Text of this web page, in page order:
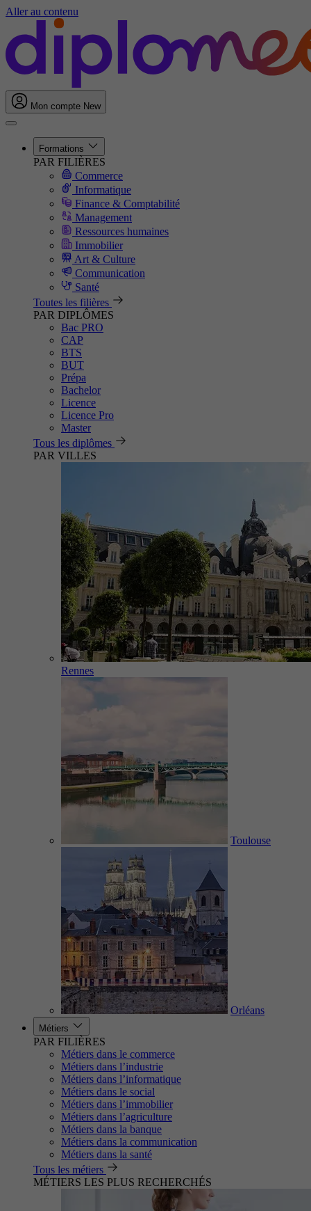
Aller au contenu
Mon compte New
Formations
PAR FILIÈRES
Commerce
Informatique
Finance & Comptabilité
Management
Ressources humaines
Immobilier
Art & Culture
Communication
Santé
Toutes les filières
PAR DIPLÔMES
Bac PRO
CAP
BTS
BUT
Prépa
Bachelor
Licence
Licence Pro
Master
Tous les diplômes
PAR VILLES
Rennes
Toulouse
Orléans
Métiers
PAR FILIÈRES
Métiers dans le commerce
Métiers dans l’industrie
Métiers dans l’informatique
Métiers dans le social
Métiers dans l’immobilier
Métiers dans l’agriculture
Métiers dans la banque
Métiers dans la communication
Métiers dans la santé
Tous les métiers
MÉTIERS LES PLUS RECHERCHÉS